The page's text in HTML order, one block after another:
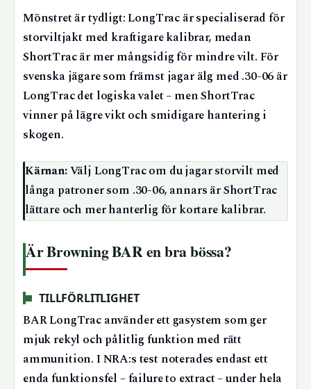
Mönstret är tydligt: LongTrac är specialiserad för
storviltjakt med kraftigare kalibrar, medan
ShortTrac är mer mångsidig för mindre vilt. För
svenska jägare som främst jagar älg med .30-06 är
LongTrac det logiska valet – men ShortTrac
vinner på lägre vikt och smidigare hantering i
skogen.
Kärnan:Välj LongTrac om du jagar storvilt med
långa patroner som .30-06, annars är ShortTrac
lättare och mer hanterlig för kortare kalibrar.
Är Browning BAR en bra bössa?
TILLFÖRLITLIGHET
BAR LongTrac använder ett gasystem som ger
mjuk rekyl och pålitlig funktion med rätt
ammunition. I NRA:s test noterades endast ett
enda funktionsfel – failure to extract – under hela